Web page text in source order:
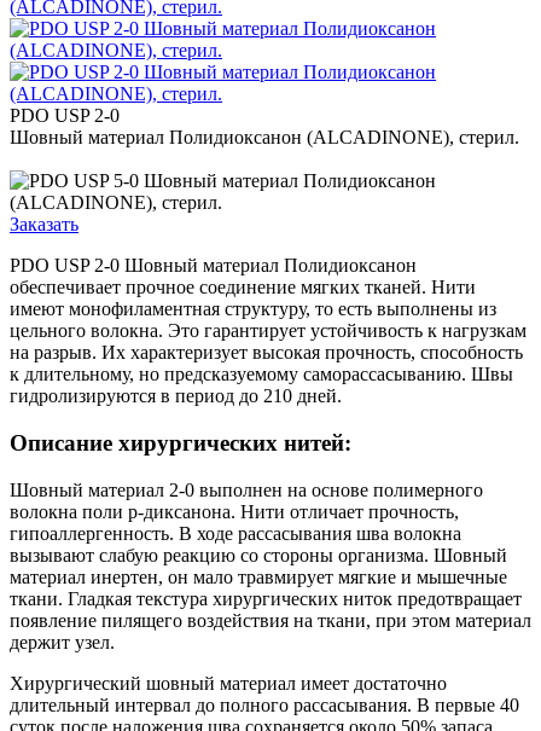
PDO USP 2-0
Шовный материал Полидиоксанон (ALCADINONE), стерил.
Заказать
PDO USP 2-0 Шовный материал Полидиоксанон
обеспечивает прочное соединение мягких тканей. Нити
имеют монофиламентная структуру, то есть выполнены из
цельного волокна. Это гарантирует устойчивость к нагрузкам
на разрыв. Их характеризует высокая прочность, способность
к длительному, но предсказуемому саморассасыванию. Швы
гидролизируются в период до 210 дней.
Описание хирургических нитей:
Шовный материал 2-0 выполнен на основе полимерного
волокна поли p-диксанона. Нити отличает прочность,
гипоаллергенность. В ходе рассасывания шва волокна
вызывают слабую реакцию со стороны организма. Шовный
материал инертен, он мало травмирует мягкие и мышечные
ткани. Гладкая текстура хирургических ниток предотвращает
появление пилящего воздействия на ткани, при этом материал
держит узел.
Хирургический шовный материал имеет достаточно
длительный интервал до полного рассасывания. В первые 40
суток после наложения шва сохраняется около 50% запаса